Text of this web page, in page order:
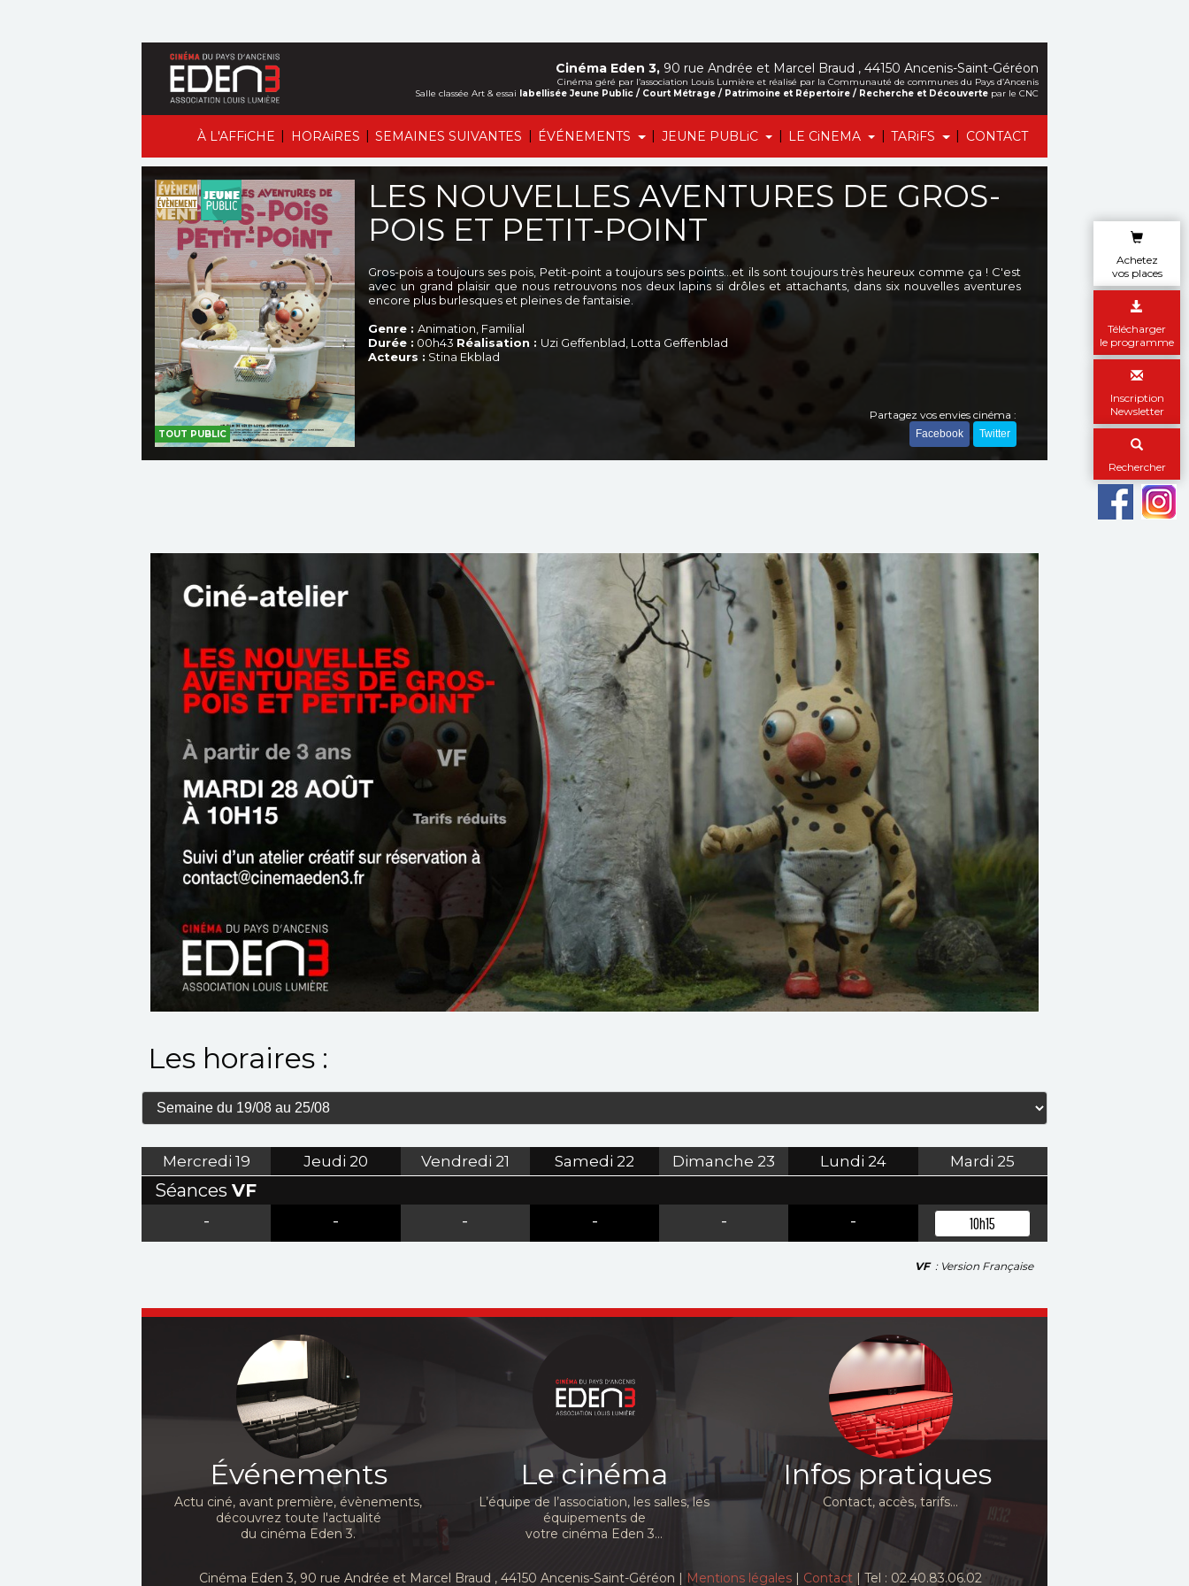
À L'AFFiCHE | HORAiRES | SEMAINES SUIVANTES | ÉVÉNEMENTS | JEUNE PUBLiC | LE CiNEMA | TARiFS | CONTACT
Achetez
vos places
Télécharger
le programme
Inscription
Newsletter
Rechercher
Cinéma Eden 3, 90 rue Andrée et Marcel Braud , 44150 Ancenis-Saint-Géréon
Cinéma géré par l’association Louis Lumière et réalisé par la Communauté de communes du Pays d’Ancenis
Salle classée Art & essai labellisée Jeune Public / Court Métrage / Patrimoine et Répertoire / Recherche et Découverte par le CNC
TOUT PUBLIC
LES NOUVELLES AVENTURES DE GROS-
POIS ET PETIT-POINT
Gros-pois a toujours ses pois, Petit-point a toujours ses points…et ils sont toujours très heureux comme ça ! C'est
avec un grand plaisir que nous retrouvons nos deux lapins si drôles et attachants, dans six nouvelles aventures
encore plus burlesques et pleines de fantaisie.
Genre : Animation, Familial
Durée : 00h43 Réalisation : Uzi Geffenblad, Lotta Geffenblad
Acteurs : Stina Ekblad
Partagez vos envies cinéma :
Facebook Twitter
Les horaires :
Mercredi 19 Jeudi 20 Vendredi 21 Samedi 22 Dimanche 23 Lundi 24 Mardi 25
Séances VF
-
- - - - - 10h15
VF : Version Française
Événements
Actu ciné, avant première, évènements,
découvrez toute l'actualité
du cinéma Eden 3.
Le cinéma
L’équipe de l’association, les salles, les
équipements de
votre cinéma Eden 3...
Infos pratiques
Contact, accès, tarifs…
Cinéma Eden 3, 90 rue Andrée et Marcel Braud , 44150 Ancenis-Saint-Géréon | Mentions légales| Contact| Tel : 02.40.83.06.02